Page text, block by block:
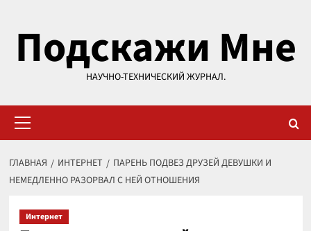
содержимому
Подскажи Мне
НАУЧНО-ТЕХНИЧЕСКИЙ ЖУРНАЛ.
меню
ГЛАВНАЯ ИНТЕРНЕТ
ПАРЕНЬ ПОДВЕЗ ДРУЗЕЙ ДЕВУШКИ И
НЕМЕДЛЕННО РАЗОРВАЛ С НЕЙ ОТНОШЕНИЯ
Интернет